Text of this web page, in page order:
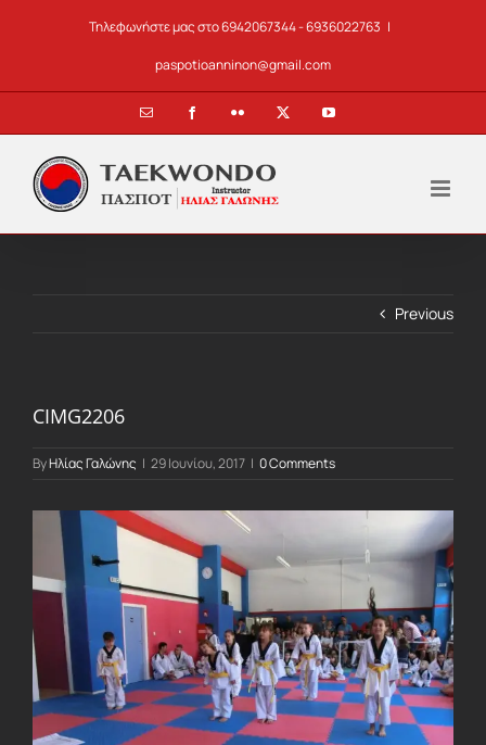
Τηλεφωνήστε μας στο 6942067344 - 6936022763 |
paspotioanninon@gmail.com
Email FacebookFlickr YouTube
Previous
CIMG2206
ByΗλίας Γαλώνης | 29 Ιουνίου, 2017 | 0 Comments